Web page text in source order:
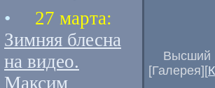
• 27 марта:
Зимняя блесна
на видео.
Максим
[Галерея][